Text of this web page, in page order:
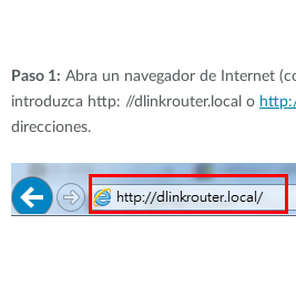
Paso 1: Abra un navegador de Internet
introduzca http: //dlinkrouter.local o
direcciones.